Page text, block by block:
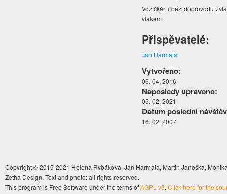
Vozíčkář i bez doprovodu
vlakem.
Přispěvatelé:
Jan Harmata
Vytvořeno:
06. 04. 2016
Naposledy upraveno:
05. 02. 2021
Datum poslední
16. 02. 2007
Copyright © 2015-2021 Helena Rybáková, Jan Harmata, Martin Janoška,
Zetha Design. Text and photo: all rights reserved.
This program is Free Software under the terms ofAGPL v3. Click here for the